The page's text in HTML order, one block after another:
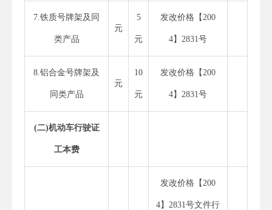
7.铁质号牌架及同
类产品
元
5
元
发改价格【200
4】2831号
8.铝合金号牌架及
同类产品
元
10
元
发改价格【200
4】2831号
(二)机动车行驶证
工本费
发改价格【200
4】2831号文件行